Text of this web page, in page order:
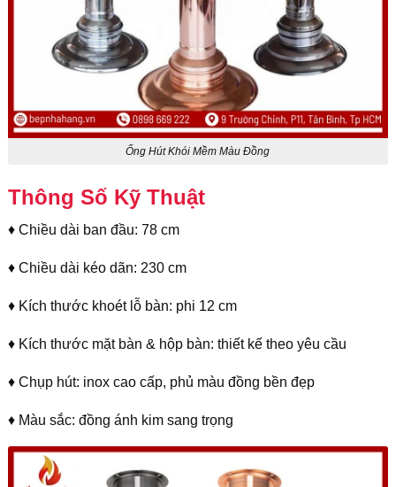
Ống Hút Khói Mềm Màu Đồng
Thông Số Kỹ Thuật
♦ Chiều dài ban đầu: 78 cm
♦ Chiều dài kéo dãn: 230 cm
♦ Kích thước khoét lỗ bàn: phi 12 cm
♦ Kích thước mặt bàn & hộp bàn: thiết kế theo yêu cầu
♦ Chụp hút: inox cao cấp, phủ màu đồng bền đẹp
♦ Màu sắc: đồng ánh kim sang trọng